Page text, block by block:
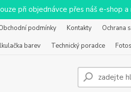
při objednávce přes náš e-shop
podmínky Kontakty Ochrana
barev Technický poradce